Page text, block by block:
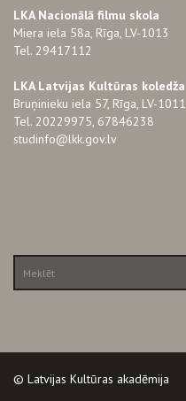
LKA Nacionālā filmu skola
Miera iela 58a, Rīga, LV-1013
Tel. 29417112
LKA Latvijas Kultūras koledža
Bruņinieku iela 57, Rīga, LV-1011
Tel. 20229975, 67846238
studinfo@lkk.gov.lv
© Latvijas Kultūras akadēmija